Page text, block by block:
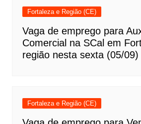
Fortaleza e Região (CE)
Vaga de emprego para
Comercial na SCal em
região nesta sexta (05/09)
Fortaleza e Região (CE)